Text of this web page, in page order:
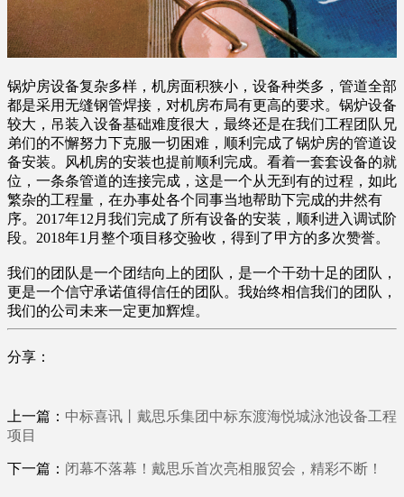
锅炉房设备复杂多样，机房面积狭小，设备种类多，管道全部
都是采用无缝钢管焊接，对机房布局有更高的要求。锅炉设备
较大，吊装入设备基础难度很大，最终还是在我们工程团队兄
弟们的不懈努力下克服一切困难，顺利完成了锅炉房的管道设
备安装。风机房的安装也提前顺利完成。看着一套套设备的就
位，一条条管道的连接完成，这是一个从无到有的过程，如此
繁杂的工程量，在办事处各个同事当地帮助下完成的井然有
序。2017年12月我们完成了所有设备的安装，顺利进入调试阶
段。2018年1月整个项目移交验收，得到了甲方的多次赞誉。
我们的团队是一个团结向上的团队，是一个干劲十足的团队，
更是一个信守承诺值得信任的团队。我始终相信我们的团队，
我们的公司未来一定更加辉煌。
分享：
上一篇： 中标喜讯丨戴思乐集团中标东渡海悦城泳池设备工程
项目
下一篇： 闭幕不落幕！戴思乐首次亮相服贸会，精彩不断！